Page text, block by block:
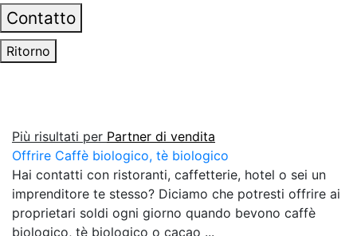
Contatto
Ritorno
Più risultati per Partner di vendita
Offrire Caffè biologico, tè biologico
Hai contatti con ristoranti, caffetterie, hotel o sei un
imprenditore te stesso? Diciamo che potresti offrire ai
proprietari soldi ogni giorno quando bevono caffè
biologico, tè biologico o cacao ...